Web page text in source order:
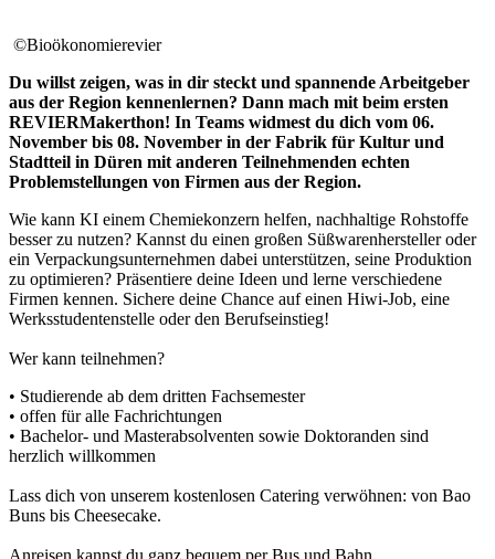
©Bioökonomierevier
Du willst zeigen, was in dir steckt und spannende Arbeitgeber
aus der Region kennenlernen? Dann mach mit beim ersten
REVIERMakerthon! In Teams widmest du dich vom 06.
November bis 08. November in der Fabrik für Kultur und
Stadtteil in Düren mit anderen Teilnehmenden echten
Problemstellungen von Firmen aus der Region.
Wie kann KI einem Chemiekonzern helfen, nachhaltige Rohstoffe
besser zu nutzen? Kannst du einen großen Süßwarenhersteller oder
ein Verpackungsunternehmen dabei unterstützen, seine Produktion
zu optimieren? Präsentiere deine Ideen und lerne verschiedene
Firmen kennen. Sichere deine Chance auf einen Hiwi-Job, eine
Werksstudentenstelle oder den Berufseinstieg!
Wer kann teilnehmen?
• Studierende ab dem dritten Fachsemester
• offen für alle Fachrichtungen
• Bachelor- und Masterabsolventen sowie Doktoranden sind
herzlich willkommen
Lass dich von unserem kostenlosen Catering verwöhnen: von Bao
Buns bis Cheesecake.
Anreisen kannst du ganz bequem per Bus und Bahn.